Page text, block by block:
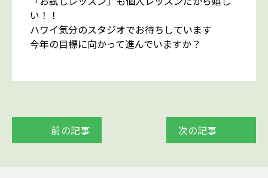
い！！
ハワイ気分のスタジオでお待ちしています
今年の目標に向かって進んでいますか？
前の記事 次の記事